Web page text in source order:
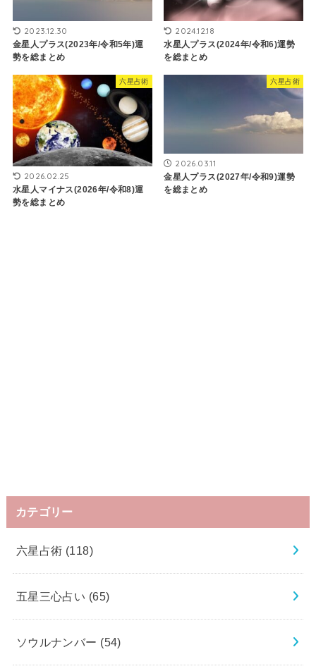
2023.12.30
金星人プラス(2023年/令和5年)運
勢を総まとめ
2024.12.18
水星人プラス(2024年/令和6)運勢
を総まとめ
六星占術
2026.02.25
水星人マイナス(2026年/令和8)運
勢を総まとめ
六星占術
2026.03.11
金星人プラス(2027年/令和9)運勢
を総まとめ
カテゴリー
六星占術 (118)
五星三心占い (65)
ソウルナンバー (54)